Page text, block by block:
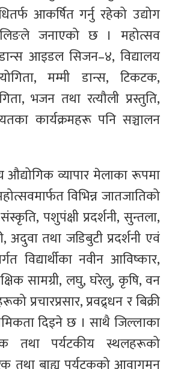
आकर्षित गर्नु रहेको उद्योग
जनाएको छ । महोत्सव
आइडल सिजन–४, विद्यालय
मम्मी डान्स, टिकटक,
भजन तथा रत्यौली प्रस्तुति,
कार्यक्रमहरू पनि सञ्चालन
औद्योगिक व्यापार मेलाका रूपमा
विभिन्न जातजातिको
पशुपंक्षी प्रदर्शनी, सुन्तला,
अदुवा तथा जडिबुटी प्रदर्शनी एवं
विद्यार्थीका नवीन आविष्कार,
सामग्री, लघु, घरेलु, कृषि, वन
प्रचारप्रसार, प्रवद्र्धन र बिक्री
दिइने छ । साथै जिल्लाका
तथा पर्यटकीय स्थलहरूको